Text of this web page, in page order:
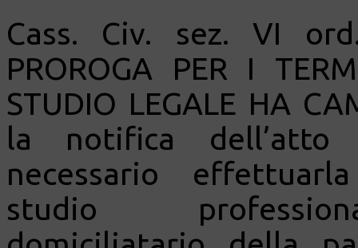
Cass. Civ. sez. VI
PROROGA PER I
STUDIO LEGALE HA
la notifica
necessario
studio